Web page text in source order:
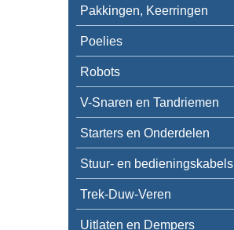
Pakkingen, Keerringen
Poelies
Robots
V-Snaren en Tandriemen
Starters en Onderdelen
Stuur- en bedieningskabels
Trek-Duw-Veren
Uitlaten en Dempers